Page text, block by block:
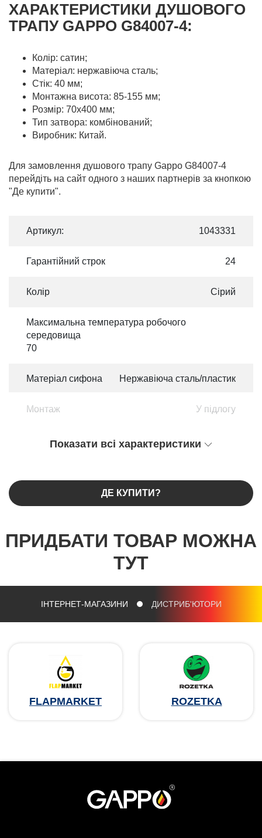
ХАРАКТЕРИСТИКИ ДУШОВОГО
ТРАПУ GAPPO G84007-4:
Колір: сатин;
Матеріал: нержавіюча сталь;
Стік: 40 мм;
Монтажна висота: 85-155 мм;
Розмір: 70х400 мм;
Тип затвора: комбінований;
Виробник: Китай.
Для замовлення душового трапу Gappo G84007-4
перейдіть на сайт одного з наших партнерів за кнопкою
"Де купити".
Артикул: 1043331
Гарантійний строк 24
Колір Сірий
Максимальна температура робочого
середовища
70
Матеріал сифона Нержавіюча сталь/пластик
Монтаж У підлогу
Показати всі характеристики
ДЕ КУПИТИ?
ПРИДБАТИ ТОВАР МОЖНА
ТУТ
ІНТЕРНЕТ-МАГАЗИНИ ДИСТРИБ'ЮТОРИ
FLAPMARKET ROZETKA